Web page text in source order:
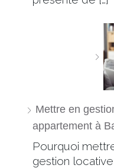
Mettre en
appartement à
Pourquoi
gestion